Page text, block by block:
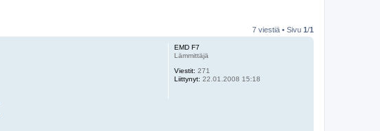
7 viestiä • Sivu 1/1
EMD F7
Lämmittäjä
Viestit: 271
Liittynyt: 22.01.2008 15:18